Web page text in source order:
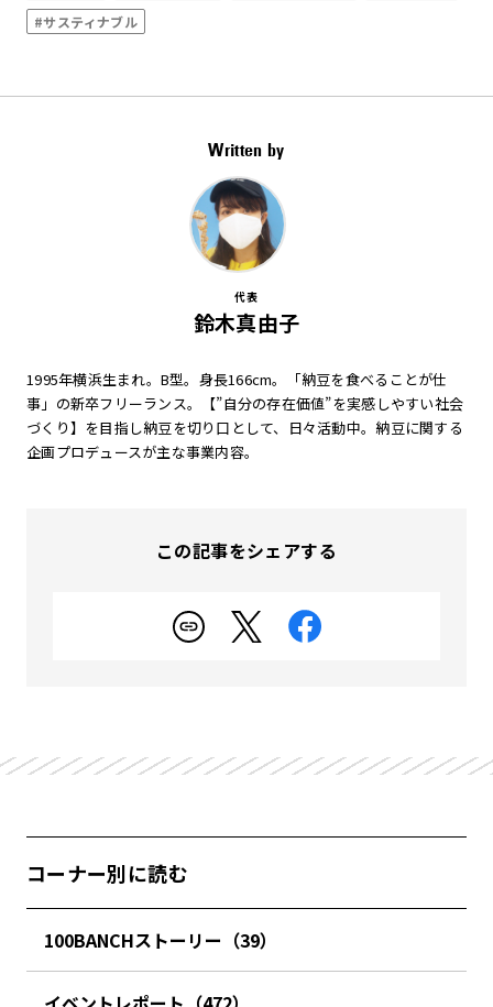
#サスティナブル
Written by
代表
鈴木真由子
1995年横浜生まれ。B型。身長166cm。「納豆を食べることが仕
事」の新卒フリーランス。【”自分の存在価値”を実感しやすい社会
づくり】を目指し納豆を切り口として、日々活動中。納豆に関する
企画プロデュースが主な事業内容。
この記事をシェアする
コーナー別に読む
100BANCHストーリー（39）